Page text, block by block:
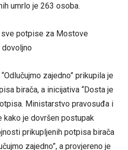
umrlo je 263 osoba.
potpise za Mostove
zajedno” prikupila je
birača, a inicijativa “Dosta je
Ministarstvo pravosuđa i
je dovršen postupak
prikupljenih potpisa birača
zajedno”, a provjereno je